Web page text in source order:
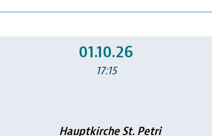
01.10.26
17:15
Hauptkirche St. Petri